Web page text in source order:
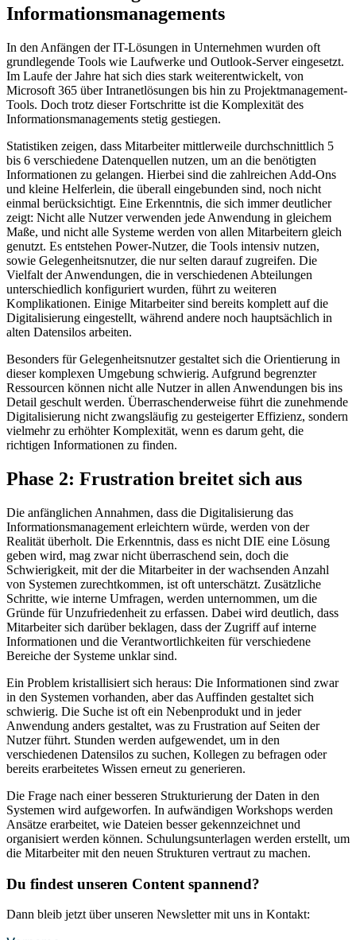
Informationsmanagements
In den Anfängen der IT-Lösungen in Unternehmen wurden oft
grundlegende Tools wie Laufwerke und Outlook-Server eingesetzt.
Im Laufe der Jahre hat sich dies stark weiterentwickelt, von
Microsoft 365 über Intranetlösungen bis hin zu Projektmanagement-
Tools. Doch trotz dieser Fortschritte ist die Komplexität des
Informationsmanagements stetig gestiegen.
Statistiken zeigen, dass Mitarbeiter mittlerweile durchschnittlich 5
bis 6 verschiedene Datenquellen nutzen, um an die benötigten
Informationen zu gelangen. Hierbei sind die zahlreichen Add-Ons
und kleine Helferlein, die überall eingebunden sind, noch nicht
einmal berücksichtigt. Eine Erkenntnis, die sich immer deutlicher
zeigt: Nicht alle Nutzer verwenden jede Anwendung in gleichem
Maße, und nicht alle Systeme werden von allen Mitarbeitern gleich
genutzt. Es entstehen Power-Nutzer, die Tools intensiv nutzen,
sowie Gelegenheitsnutzer, die nur selten darauf zugreifen. Die
Vielfalt der Anwendungen, die in verschiedenen Abteilungen
unterschiedlich konfiguriert wurden, führt zu weiteren
Komplikationen. Einige Mitarbeiter sind bereits komplett auf die
Digitalisierung eingestellt, während andere noch hauptsächlich in
alten Datensilos arbeiten.
Besonders für Gelegenheitsnutzer gestaltet sich die Orientierung in
dieser komplexen Umgebung schwierig. Aufgrund begrenzter
Ressourcen können nicht alle Nutzer in allen Anwendungen bis ins
Detail geschult werden. Überraschenderweise führt die zunehmende
Digitalisierung nicht zwangsläufig zu gesteigerter Effizienz, sondern
vielmehr zu erhöhter Komplexität, wenn es darum geht, die
richtigen Informationen zu finden.
Phase 2: Frustration breitet sich aus
Die anfänglichen Annahmen, dass die Digitalisierung das
Informationsmanagement erleichtern würde, werden von der
Realität überholt. Die Erkenntnis, dass es nicht DIE eine Lösung
geben wird, mag zwar nicht überraschend sein, doch die
Schwierigkeit, mit der die Mitarbeiter in der wachsenden Anzahl
von Systemen zurechtkommen, ist oft unterschätzt. Zusätzliche
Schritte, wie interne Umfragen, werden unternommen, um die
Gründe für Unzufriedenheit zu erfassen. Dabei wird deutlich, dass
Mitarbeiter sich darüber beklagen, dass der Zugriff auf interne
Informationen und die Verantwortlichkeiten für verschiedene
Bereiche der Systeme unklar sind.
Ein Problem kristallisiert sich heraus: Die Informationen sind zwar
in den Systemen vorhanden, aber das Auffinden gestaltet sich
schwierig. Die Suche ist oft ein Nebenprodukt und in jeder
Anwendung anders gestaltet, was zu Frustration auf Seiten der
Nutzer führt. Stunden werden aufgewendet, um in den
verschiedenen Datensilos zu suchen, Kollegen zu befragen oder
bereits erarbeitetes Wissen erneut zu generieren.
Die Frage nach einer besseren Strukturierung der Daten in den
Systemen wird aufgeworfen. In aufwändigen Workshops werden
Ansätze erarbeitet, wie Dateien besser gekennzeichnet und
organisiert werden können. Schulungsunterlagen werden erstellt, um
die Mitarbeiter mit den neuen Strukturen vertraut zu machen.
Du findest unseren Content spannend?
Dann bleib jetzt über unseren Newsletter mit uns in Kontakt: